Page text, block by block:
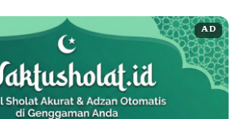
AD